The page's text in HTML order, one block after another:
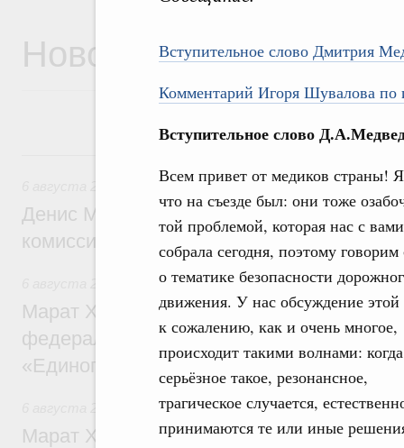
Вступительное слово Дмитрия
Комментарий Игоря Шувалова по
Вступительное слово
Всем привет от медиков страны!
что на съезде был: они тоже
той проблемой, которая нас с вами
собрала сегодня, поэтому говорим
о тематике безопасности
движения. У нас обсуждение
к сожалению, как и очень многое,
происходит такими волнами:
серьёзное такое, резонансное,
трагическое случается,
принимаются те или иные
Новости
Общие вопросы промышленной политики
Денис Мантуров провёл заседание
комиссии по промышленности
Регулирование в сфере строительства
Марат Хуснуллин: Более 130
федерального значения построено под
«Единого заказчика»
Национальный проект «Инфраструктура
Марат Хуснуллин: Порядка 200